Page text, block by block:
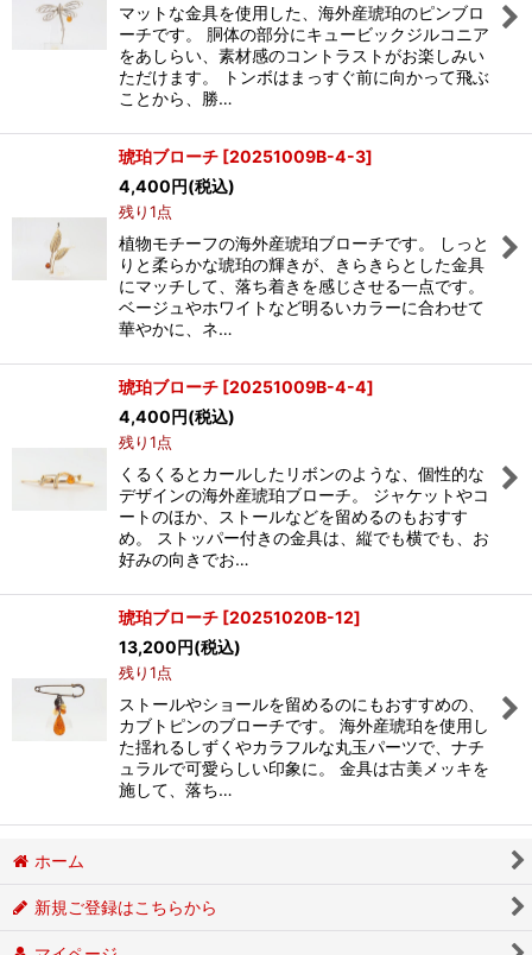
マットな金具を使用した、海外産琥珀のピンブロ
ーチです。 胴体の部分にキュービックジルコニア
をあしらい、素材感のコントラストがお楽しみい
ただけます。 トンボはまっすぐ前に向かって飛ぶ
ことから、勝…
琥珀ブローチ [20251009B-4-3]
4,400円(税込)
残り1点
植物モチーフの海外産琥珀ブローチです。 しっと
りと柔らかな琥珀の輝きが、きらきらとした金具
にマッチして、落ち着きを感じさせる一点です。
ベージュやホワイトなど明るいカラーに合わせて
華やかに、ネ…
琥珀ブローチ [20251009B-4-4]
4,400円(税込)
残り1点
くるくるとカールしたリボンのような、個性的な
デザインの海外産琥珀ブローチ。 ジャケットやコ
ートのほか、ストールなどを留めるのもおすす
め。 ストッパー付きの金具は、縦でも横でも、お
好みの向きでお…
琥珀ブローチ [20251020B-12]
13,200円(税込)
残り1点
ストールやショールを留めるのにもおすすめの、
カブトピンのブローチです。 海外産琥珀を使用し
た揺れるしずくやカラフルな丸玉パーツで、ナチ
ュラルで可愛らしい印象に。 金具は古美メッキを
施して、落ち…
ホーム
新規ご登録はこちらから